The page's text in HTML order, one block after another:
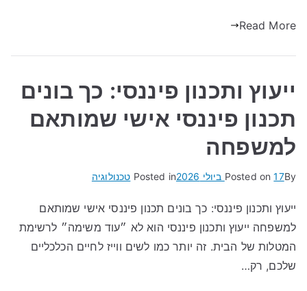
Read More
ייעוץ ותכנון פיננסי: כך בונים
תכנון פיננסי אישי שמותאם
למשפחה
By
Posted on17 ביולי 2026 Posted in טכנולוגיה
ייעוץ ותכנון פיננסי: כך בונים תכנון פיננסי אישי שמותאם
למשפחה ייעוץ ותכנון פיננסי הוא לא ״עוד משימה״ לרשימת
המטלות של הבית. זה יותר כמו לשים ווייז לחיים הכלכליים
שלכם, רק…